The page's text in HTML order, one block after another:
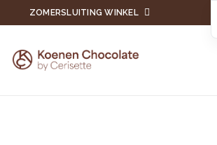
ZOMERSLUITING WINKEL